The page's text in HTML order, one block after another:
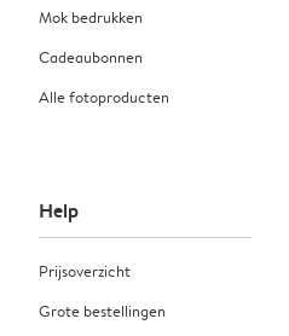
Mok bedrukken
Cadeaubonnen
Alle fotoproducten
Help
Prijsoverzicht
Grote bestellingen